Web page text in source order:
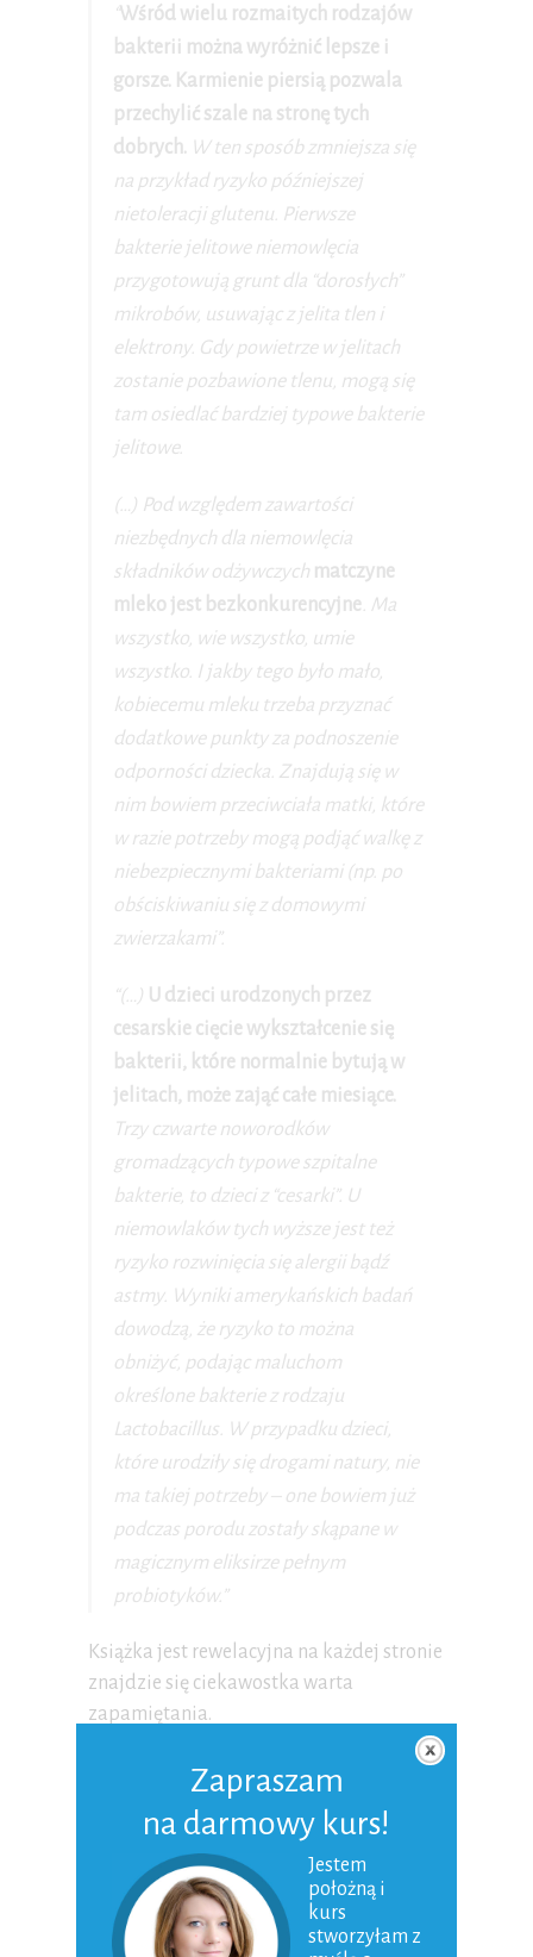
“Wśród wielu rozmaitych rodzajów
bakterii można wyróżnić lepsze i
gorsze. Karmienie piersią pozwala
przechylić szale na stronę tych
dobrych. W ten sposób zmniejsza się
na przykład ryzyko późniejszej
nietoleracji glutenu. Pierwsze
bakterie jelitowe niemowlęcia
przygotowują grunt dla “dorosłych”
mikrobów, usuwając z jelita tlen i
elektrony. Gdy powietrze w jelitach
zostanie pozbawione tlenu, mogą się
tam osiedlać bardziej typowe bakterie
jelitowe.
(…) Pod względem zawartości
niezbędnych dla niemowlęcia
składników odżywczych matczyne
mleko jest bezkonkurencyjne. Ma
wszystko, wie wszystko, umie
wszystko. I jakby tego było mało,
kobiecemu mleku trzeba przyznać
dodatkowe punkty za podnoszenie
odporności dziecka. Znajdują się w
nim bowiem przeciwciała matki, które
w razie potrzeby mogą podjąć walkę z
niebezpiecznymi bakteriami (np. po
obściskiwaniu się z domowymi
zwierzakami”.
“(…) U dzieci urodzonych przez
cesarskie cięcie wykształcenie się
bakterii, które normalnie bytują w
jelitach, może zająć całe miesiące.
Trzy czwarte noworodków
gromadzących typowe szpitalne
bakterie, to dzieci z “cesarki”. U
niemowlaków tych wyższe jest też
ryzyko rozwinięcia się alergii bądź
astmy. Wyniki amerykańskich badań
dowodzą, że ryzyko to można
obniżyć, podając maluchom
określone bakterie z rodzaju
Lactobacillus. W przypadku dzieci,
które urodziły się drogami natury, nie
ma takiej potrzeby – one bowiem już
podczas porodu zostały skąpane w
magicznym eliksirze pełnym
probiotyków.”
Książka jest rewelacyjna na każdej stronie
znajdzie się ciekawostka warta
zapamiętania.
Podziel się swoimi wrażeniami z lektury
bądź poleć książkę, która ostatnio Ciebie
poruszyła 🙂
RECENZJA KSIĄŻKI
Zapraszam
na darmowy kurs!
Jestem
położną i
kurs
stworzyłam z